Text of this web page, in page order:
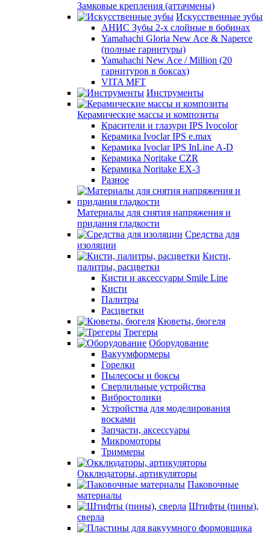
Замковые крепления (аттачмены)
Искусственные зубы
АНИС Зубы 2-х слойные в бобинах
Yamahachi Gloria New Ace & Naperce
(полные гарнитуры)
Yamahachi New Ace / Million (20
гарнитуров в боксах)
VITA MFT
Инструменты
Керамические массы и композиты
Красители и глазури IPS Ivocolor
Керамика Ivoclar IPS e.max
Керамика Ivoclar IPS InLine A-D
Керамика Noritake CZR
Керамика Noritake EX-3
Разное
Материалы для снятия напряжения и
придания гладкости
Средства для
изоляции
Кисти,
палитры, расцветки
Кисти и аксессуары Smile Line
Кисти
Палитры
Расцветки
Кюветы, бюгеля
Трегеры
Оборудование
Вакуумформеры
Горелки
Пылесосы и боксы
Сверлильные устройства
Вибростолики
Устройства для моделирования
восками
Запчасти, аксессуары
Микромоторы
Триммеры
Окклюдаторы, артикуляторы
Паковочные
материалы
Штифты (пины),
сверла